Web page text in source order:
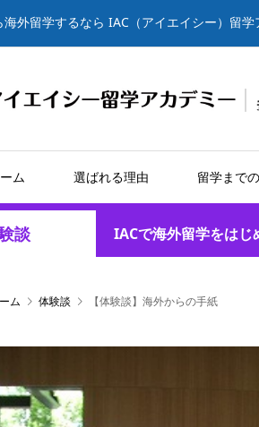
海外留学するなら IAC（アイエイシー）留学
ム 選ばれる理由 留学まで
談 IACで海外留学をはじ
ム 体験談 【体験談】海外からの手紙